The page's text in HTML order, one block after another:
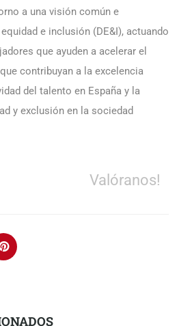
a una visión común e
e inclusión (DE&I), actuando
que ayuden a acelerar el
contribuyan a la excelencia
del talento en España y la
y exclusión en la sociedad
Valóranos!